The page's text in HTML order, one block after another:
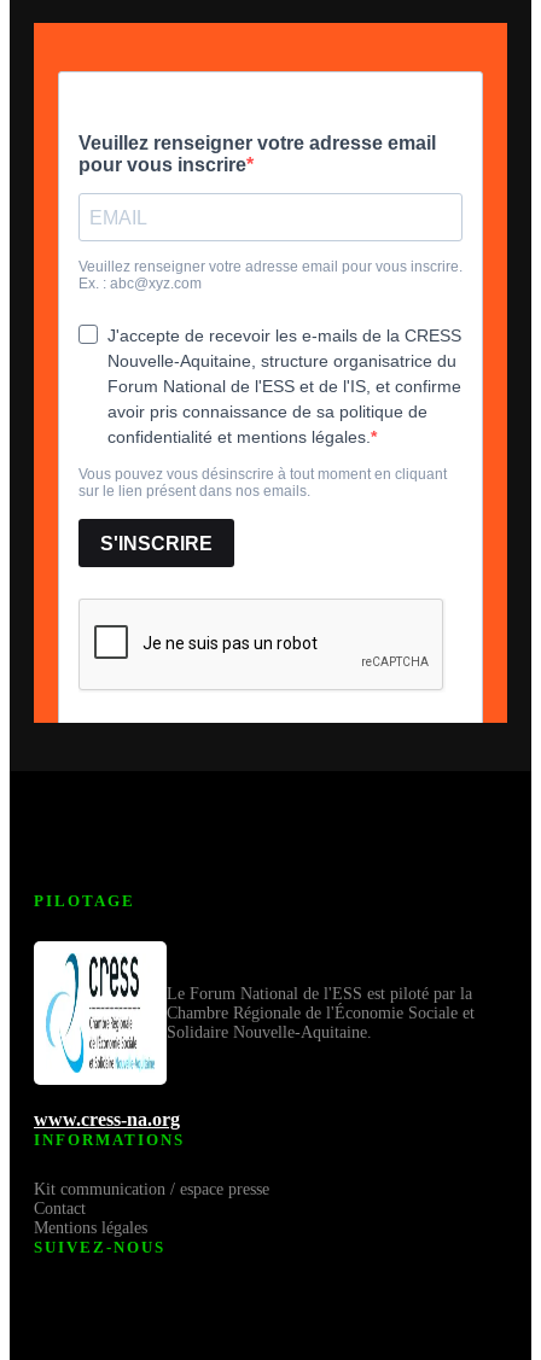
PILOTAGE
Le Forum National de l'ESS est piloté par la
Chambre Régionale de l'Économie Sociale et
Solidaire Nouvelle-Aquitaine.
www.cress-na.org
INFORMATIONS
Kit communication / espace presse
Contact
Mentions légales
SUIVEZ-NOUS